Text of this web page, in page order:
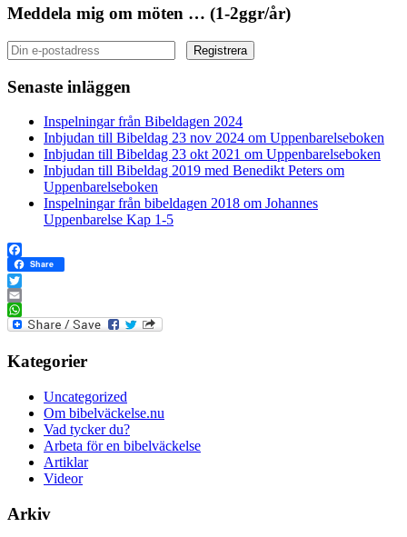
Meddela mig om möten … (1-2ggr/år)
Senaste inläggen
Inspelningar från Bibeldagen 2024
Inbjudan till Bibeldag 23 nov 2024 om Uppenbarelseboken
Inbjudan till Bibeldag 23 okt 2021 om Uppenbarelseboken
Inbjudan till Bibeldag 2019 med Benedikt Peters om
Uppenbarelseboken
Inspelningar från bibeldagen 2018 om Johannes
Uppenbarelse Kap 1-5
Facebook
Share
Twitter
Email
WhatsApp
Kategorier
Uncategorized
Om bibelväckelse.nu
Vad tycker du?
Arbeta för en bibelväckelse
Artiklar
Videor
Arkiv